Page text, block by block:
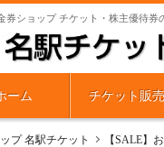
券ショップ チケット・株主優待券
ーム チケット販売
プ 名駅チケット 【SALE】